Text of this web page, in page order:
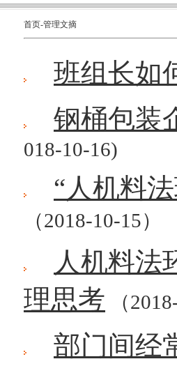
首页-管理文摘
班组长如
钢桶包装
018-10-16)
“人机料
（2018-10-15）
人机料法
理思考 （
部门间经